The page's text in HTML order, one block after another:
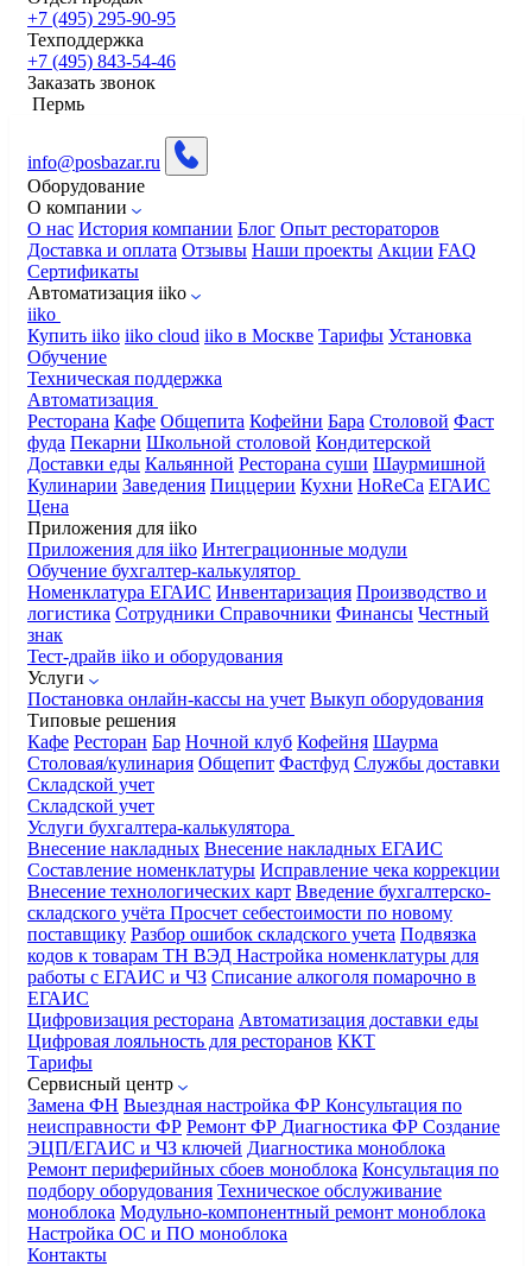
+7 (495) 295-90-95
Техподдержка
+7 (495) 843-54-46
Заказать звонок
Пермь
info@posbazar.ru
Оборудование
О компании
О нас История компании Блог Опыт рестораторов
Доставка и оплата Отзывы Наши проекты Акции FAQ
Сертификаты
Автоматизация iiko
iiko
Купить iiko iiko cloud iiko в Москве Тарифы Установка
Обучение
Техническая поддержка
Автоматизация
Ресторана Кафе Общепита Кофейни Бара Столовой Фаст
фуда Пекарни Школьной столовой Кондитерской
Доставки еды Кальянной Ресторана суши Шаурмишной
Кулинарии Заведения Пиццерии Кухни HoReCa ЕГАИС
Цена
Приложения для iiko
Приложения для iiko Интеграционные модули
Обучение бухгалтер-калькулятор
Номенклатура ЕГАИС Инвентаризация Производство и
логистика Сотрудники Справочники Финансы Честный
знак
Тест-драйв iiko и оборудования
Услуги
Постановка онлайн-кассы на учет Выкуп оборудования
Типовые решения
Кафе Ресторан Бар Ночной клуб Кофейня Шаурма
Столовая/кулинария Общепит Фастфуд Службы доставки
Складской учет
Складской учет
Услуги бухгалтера-калькулятора
Внесение накладных Внесение накладных ЕГАИС
Составление номенклатуры Исправление чека коррекции
Внесение технологических карт Введение бухгалтерско-
складского учёта Просчет себестоимости по новому
поставщику Разбор ошибок складского учета Подвязка
кодов к товарам ТН ВЭД Настройка номенклатуры для
работы с ЕГАИС и ЧЗ Списание алкоголя помарочно в
ЕГАИС
Цифровизация ресторана Автоматизация доставки еды
Цифровая лояльность для ресторанов ККТ
Тарифы
Сервисный центр
Замена ФН Выездная настройка ФР Консультация по
неисправности ФР Ремонт ФР Диагностика ФР Создание
ЭЦП/ЕГАИС и ЧЗ ключей Диагностика моноблока
Ремонт периферийных сбоев моноблока Консультация по
подбору оборудования Техническое обслуживание
моноблока Модульно-компонентный ремонт моноблока
Настройка ОС и ПО моноблока
Контакты